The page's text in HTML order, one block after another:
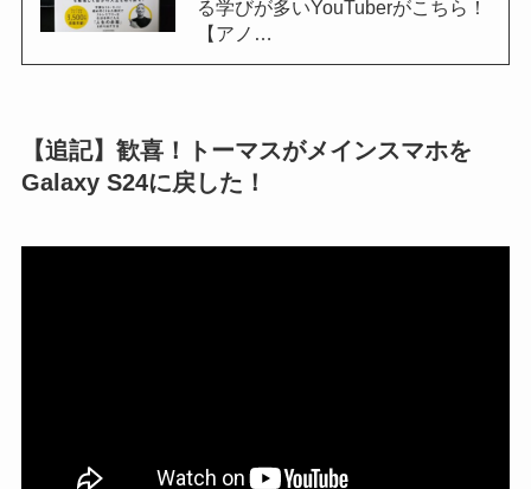
る学びが多いYouTuberがこちら！
【アノ…
【追記】歓喜！トーマスがメインスマホを
Galaxy S24に戻した！